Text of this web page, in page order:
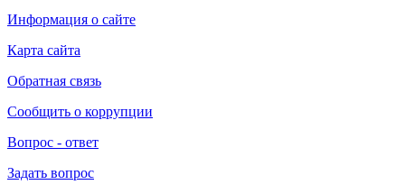
Информация о сайте
Карта сайта
Обратная связь
Сообщить о коррупции
Вопрос - ответ
Задать вопрос